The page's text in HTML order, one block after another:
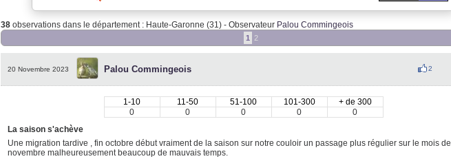
38observations dans le département : Haute-Garonne (31) - Observateur Palou Commingeois
1 2
20 Novembre 2023 Palou Commingeois 2
1-10 11-50 51-100 101-300
+ de 300
0
0 0 0
0
La saison s'achève
Une migration tardive , fin octobre début vraiment de la saison sur notre couloir un passage plus régulier sur le mois de
novembre malheureusement beaucoup de mauvais temps.